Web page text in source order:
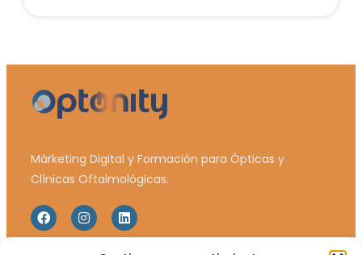
Márketing Digital y Formación para Ópticas y
Clínicas Oftalmológicas.